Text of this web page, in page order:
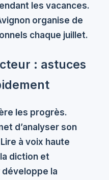
les vacances.
organise de
chaque juillet.
: astuces
les progrès.
d’analyser son
Lire à voix haute
diction et
développe la